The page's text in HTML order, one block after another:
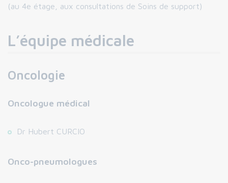
(au 4e étage, aux consultations de Soins de support)
L’équipe médicale
Oncologie
Oncologue médical
Dr Hubert CURCIO
Onco-pneumologues